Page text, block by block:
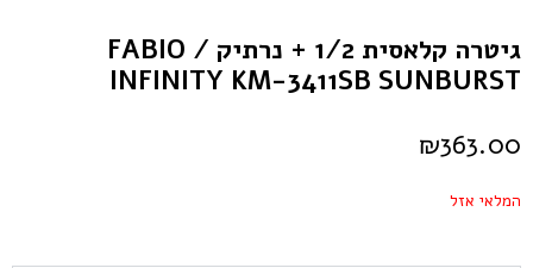
גיטרה קלאסית 1/2 + נרתיק FABIO /
INFINITY KM-3411SB SUNBURST
₪363.00
המלאי אזל